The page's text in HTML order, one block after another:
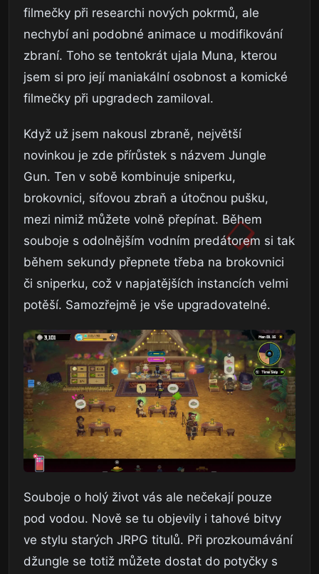
filmečky při researchi nových pokrmů, ale
nechybí ani podobné animace u modifikování
zbraní. Toho se tentokrát ujala Muna, kterou
jsem si pro její maniakální osobnost a komické
filmečky při upgradech zamiloval.
Když už jsem nakousl zbraně, největší
novinkou je zde přírůstek s názvem Jungle
Gun. Ten v sobě kombinuje sniperku,
brokovnici, síťovou zbraň a útočnou pušku,
mezi nimiž můžete volně přepínat. Během
souboje s odolnějším vodním predátorem si tak
během sekundy přepnete třeba na brokovnici
či sniperku, což v napjatějších instancích velmi
potěší. Samozřejmě je vše upgradovatelné.
Souboje o holý život vás ale nečekají pouze
pod vodou. Nově se tu objevily i tahové bitvy
ve stylu starých JRPG titulů. Při prozkoumávání
džungle se totiž můžete dostat do potyčky s